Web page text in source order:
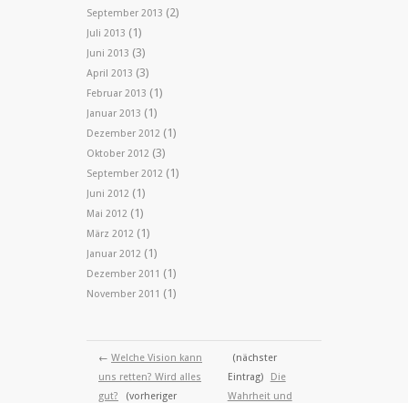
September 2013 (2)
Juli 2013 (1)
Juni 2013 (3)
April 2013 (3)
Februar 2013 (1)
Januar 2013 (1)
Dezember 2012 (1)
Oktober 2012 (3)
September 2012 (1)
Juni 2012 (1)
Mai 2012 (1)
März 2012 (1)
Januar 2012 (1)
Dezember 2011 (1)
November 2011 (1)
← Welche Vision kann
uns retten? Wird alles
gut?
(vorheriger
(nächster
Eintrag)
Die
Wahrheit und